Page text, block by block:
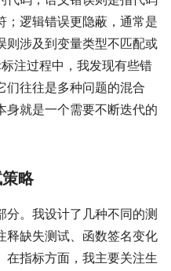
；逻辑错误更隐蔽，通常是
则涉及到变量类型不匹配或
注过程中，我发现有些错
们往往是多种问题的混合
身就是一个需要不断迭代的
略
分。我设计了几种不同的测
释缺失测试、函数签名变化
在指标方面，我主要关注生